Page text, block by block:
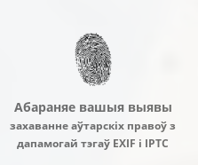
Абараняе вашыя выявы
захаванне аўтарскіх правоў з
дапамогай тэгаў EXIF і IPTC